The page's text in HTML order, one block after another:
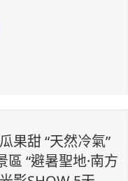
果甜 “天然冷氣”
“避暑聖地·南方